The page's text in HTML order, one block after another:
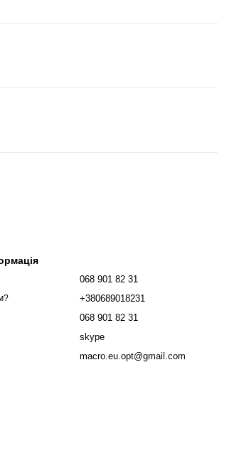
068 901 82 31
+380689018231
068 901 82 31
skype
macro.eu.opt@gmail.com